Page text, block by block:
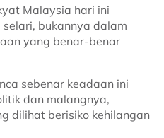
Malaysia hari ini
bukannya dalam
yang benar-benar
sebenar keadaan ini
dan malangnya,
dilihat berisiko kehilangan